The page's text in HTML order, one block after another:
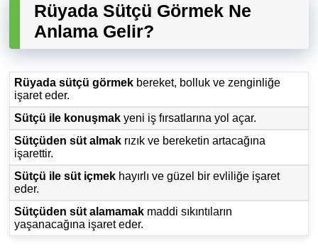
Rüyada Sütçü Görmek Ne
Anlama Gelir?
Rüyada sütçü görmek bereket, bolluk ve zenginliğe
işaret eder.
Sütçü ile konuşmak yeni iş fırsatlarına yol açar.
Sütçüden süt almak rızık ve bereketin artacağına
işarettir.
Sütçü ile süt içmek hayırlı ve güzel bir evliliğe işaret
eder.
Sütçüden süt alamamak maddi sıkıntıların
yaşanacağına işaret eder.